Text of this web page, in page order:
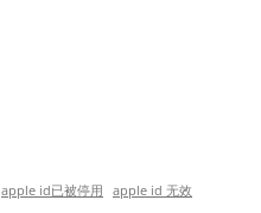
apple id已被停用 apple id 无效